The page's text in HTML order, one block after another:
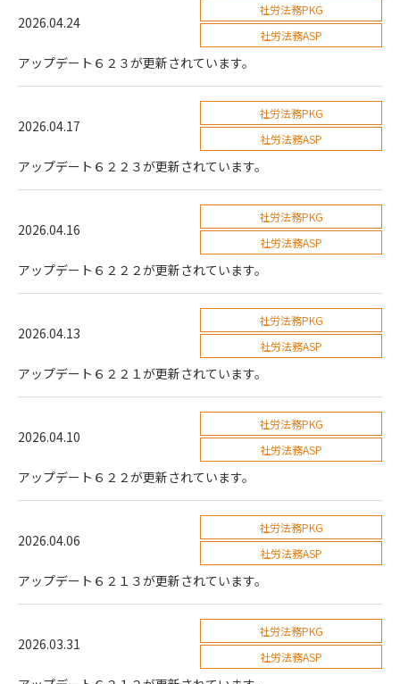
2026.04.24
社労法務PKG
社労法務ASP
アップデート６２３が更新されています。
2026.04.17
社労法務PKG
社労法務ASP
アップデート６２２３が更新されています。
2026.04.16
社労法務PKG
社労法務ASP
アップデート６２２２が更新されています。
2026.04.13
社労法務PKG
社労法務ASP
アップデート６２２１が更新されています。
2026.04.10
社労法務PKG
社労法務ASP
アップデート６２２が更新されています。
2026.04.06
社労法務PKG
社労法務ASP
アップデート６２１３が更新されています。
2026.03.31
社労法務PKG
社労法務ASP